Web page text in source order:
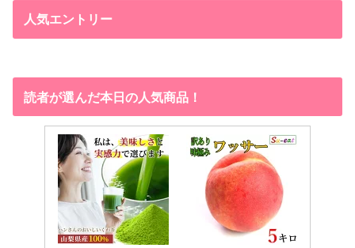
人気エントリー
読者が選んだ本日の人気商品！